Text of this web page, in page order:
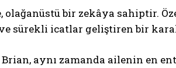
olağanüstü bir zekâya sahiptir.
sürekli icatlar geliştiren bir
aynı zamanda ailenin en